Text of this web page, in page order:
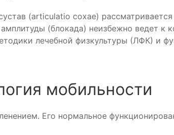
(articulatio coxae)
(блокада) неизбежно ведет к
лечебной физкультуры (ЛФК) и
мобильности
Его нормальное